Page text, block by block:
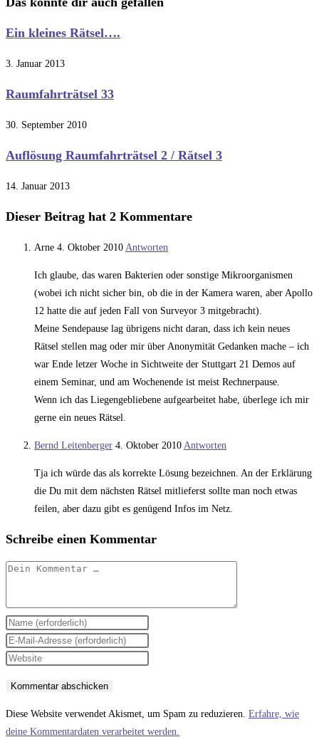
Ein kleines Rätsel….
3. Januar 2013
Raumfahrträtsel 33
30. September 2010
Auflösung Raumfahrträtsel 2 / Rätsel 3
14. Januar 2013
Dieser Beitrag hat 2 Kommentare
Arne 4. Oktober 2010 Antworten
Ich glaube, das waren Bakterien oder sonstige Mikroorganismen
(wobei ich nicht sicher bin, ob die in der Kamera waren, aber Apollo
12 hatte die auf jeden Fall von Surveyor 3 mitgebracht).
Meine Sendepause lag übrigens nicht daran, dass ich kein neues
Rätsel stellen mag oder mir über Anonymität Gedanken mache – ich
war Ende letzer Woche in Sichtweite der Stuttgart 21 Demos auf
einem Seminar, und am Wochenende ist meist Rechnerpause.
Wenn ich das Liegengebliebene aufgearbeitet habe, überlege ich mir
gerne ein neues Rätsel.
Bernd Leitenberger 4. Oktober 2010 Antworten
Tja ich würde das als korrekte Lösung bezeichnen. An der Erklärung
die Du mit dem nächsten Rätsel mitlieferst sollte man noch etwas
feilen, aber dazu gibt es genügend Infos im Netz.
Schreibe einen Kommentar
Kommentar
Gib
deinen
Namen
zum
Kommentieren
Gib
deine
Adresse
zum
Gib
URL
ein
Diese Website verwendet Akismet, um Spam zu reduzieren. Erfahre, wie
deine Kommentardaten verarbeitet werden.